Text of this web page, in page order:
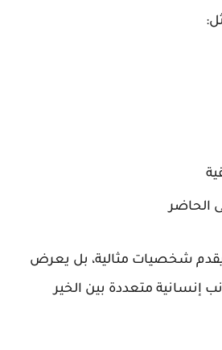
الحاضر
يقدم شخصيات مثالية، بل يعرض
متعددة بين الخير